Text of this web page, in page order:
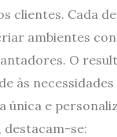
clientes. Cada
ambientes
O
às
única e
destacam-se: